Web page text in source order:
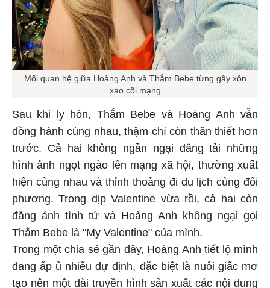
Mối quan hệ giữa Hoàng Anh và Thắm Bebe từng gây xôn
xao cõi mạng
Sau khi ly hôn, Thắm Bebe và Hoàng Anh vẫn
đồng hành cùng nhau, thậm chí còn thân thiết hơn
trước. Cả hai không ngần ngại đăng tải những
hình ảnh ngọt ngào lên mạng xã hội, thường xuất
hiện cùng nhau và thỉnh thoảng đi du lịch cùng đối
phương. Trong dịp Valentine vừa rồi, cả hai còn
đăng ảnh tình tứ và Hoàng Anh không ngại gọi
Thắm Bebe là "My Valentine" của mình.
Trong một chia sẻ gần đây, Hoàng Anh tiết lộ mình
đang ấp ủ nhiều dự định, đặc biệt là nuôi giấc mơ
tạo nên một đài truyền hình sản xuất các nội dung